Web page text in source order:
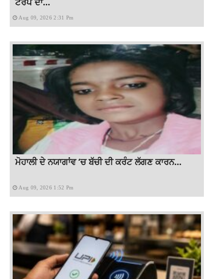
Aug 09, 2026 2:31 Pm
ਮੋਹਾਲੀ ਦੇ ਨਯਾਗਾਂਵ ‘ਚ ਬੱਚੀ ਦੀ ਕਰੰਟ ਲੱਗਣ ਕਾਰਨ...
Aug 09, 2026 1:52 Pm